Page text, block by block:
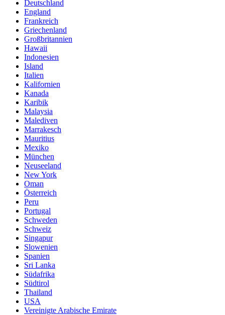
Deutschland
England
Frankreich
Griechenland
Großbritannien
Hawaii
Indonesien
Island
Italien
Kalifornien
Kanada
Karibik
Malaysia
Malediven
Marrakesch
Mauritius
Mexiko
München
Neuseeland
New York
Oman
Österreich
Peru
Portugal
Schweden
Schweiz
Singapur
Slowenien
Spanien
Sri Lanka
Südafrika
Südtirol
Thailand
USA
Vereinigte Arabische Emirate